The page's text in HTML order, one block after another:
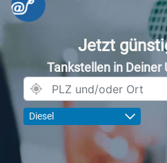
Jetzt
Tankstellen in Deiner
Diesel